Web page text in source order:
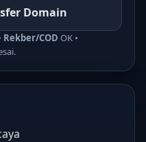
Domain
Rekber/COD OK •